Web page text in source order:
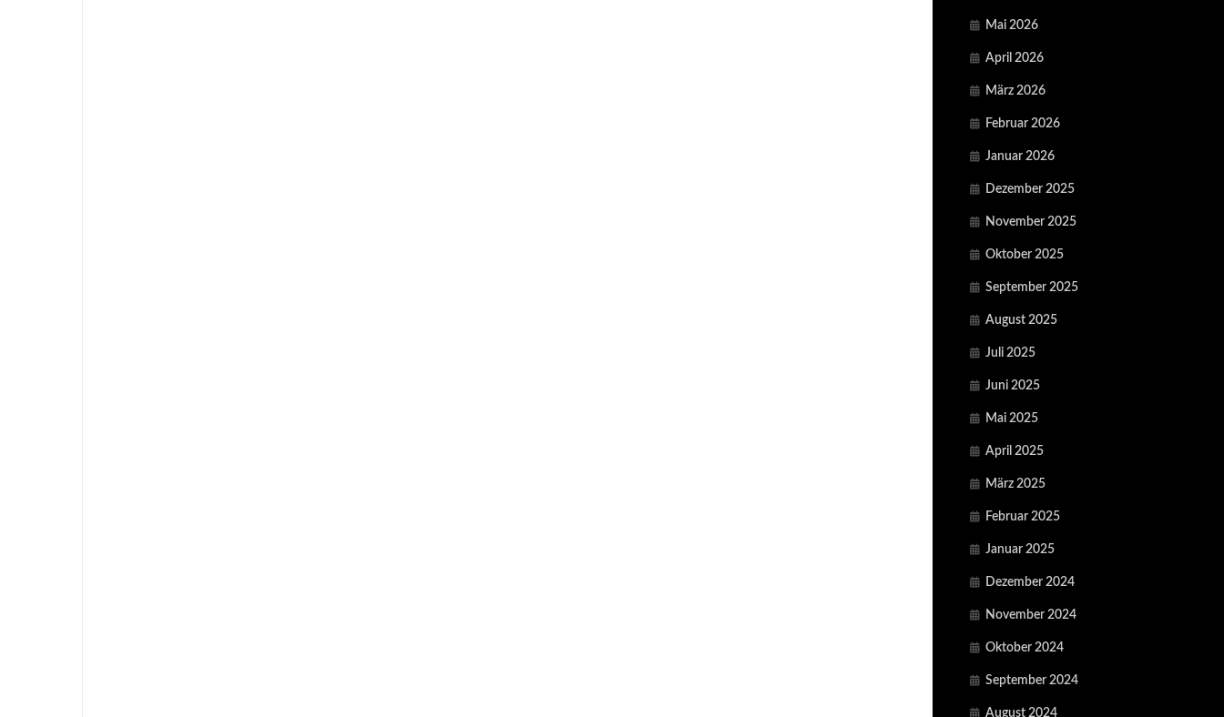
Mai 2026
April 2026
März 2026
Februar 2026
Januar 2026
Dezember 2025
November 2025
Oktober 2025
September 2025
August 2025
Juli 2025
Juni 2025
Mai 2025
April 2025
März 2025
Februar 2025
Januar 2025
Dezember 2024
November 2024
Oktober 2024
September 2024
August 2024